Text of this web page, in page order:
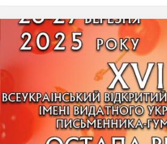
НАРОДНИХ
ІНСТРУМЕНТІВ
СЕРЕД
УЧНІВ
МИСТЕЦЬКИХ